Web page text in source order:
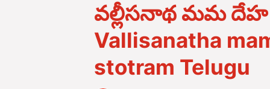
వల్లీసనాథ మమ దేహ
Vallisanatha
stotram Telugu